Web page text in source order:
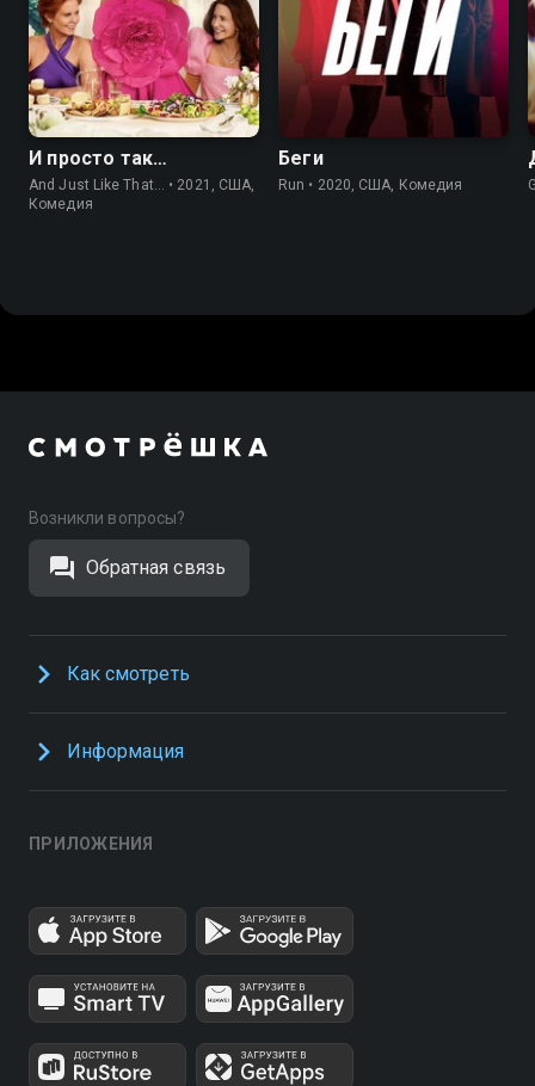
7.2 5.6
И просто так…
And Just Like That... • 2021, США,
Комедия
6.5 6.2
Беги
Run • 2020, США, Комедия
Возникли вопросы?
Обратная связь
Как смотреть
Информация
ПРИЛОЖЕНИЯ